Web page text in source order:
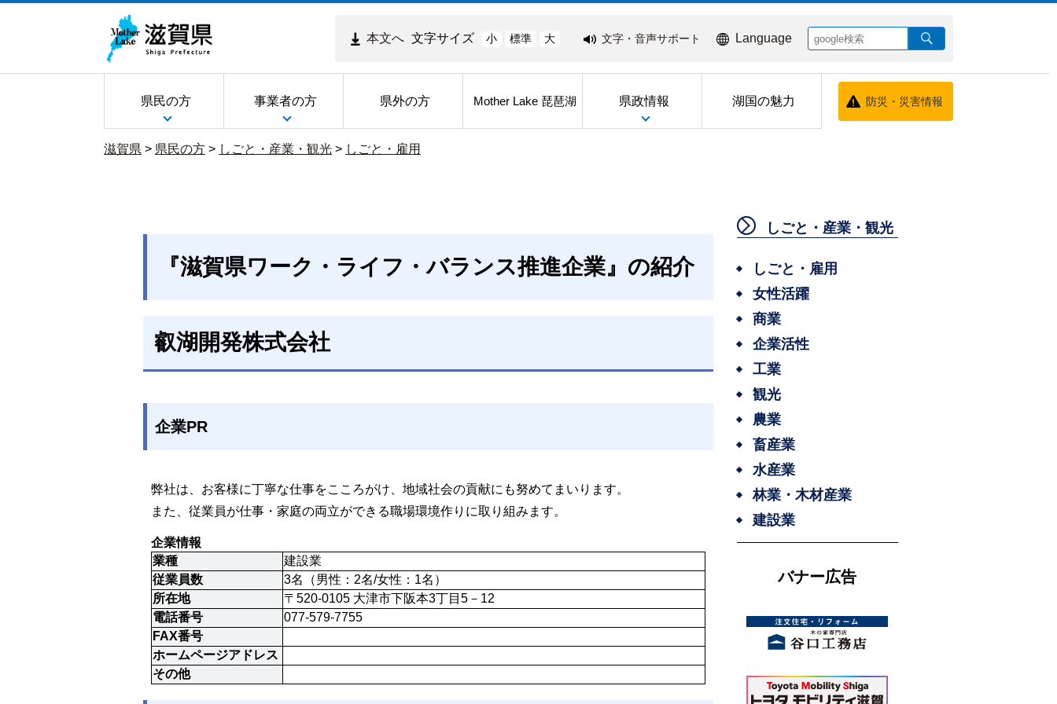
本文へ 文字サイズ 小 標準 大 文字・音声サポート Language
県民の方 事業者の方 県外の方 Mother Lake 琵琶湖 県政情報 湖国の魅力 防災・災害情報
滋賀県 > 県民の方 > しごと・産業・観光 > しごと・雇用
『滋賀県ワーク・ライフ・バランス推進企業』の紹介
叡湖開発株式会社
企業PR
弊社は、お客様に丁寧な仕事をこころがけ、地域社会の貢献にも努めてまいります。
また、従業員が仕事・家庭の両立ができる職場環境作りに取り組みます。
企業情報
業種
建設業
従業員数
3名（男性：2名/女性：1名）
所在地
〒520-0105 大津市下阪本3丁目5－12
電話番号
077-579-7755
FAX番号
ホームページアドレス
その他
しごと・産業・観光
しごと・雇用
女性活躍
商業
企業活性
工業
観光
農業
畜産業
水産業
林業・木材産業
建設業
バナー広告